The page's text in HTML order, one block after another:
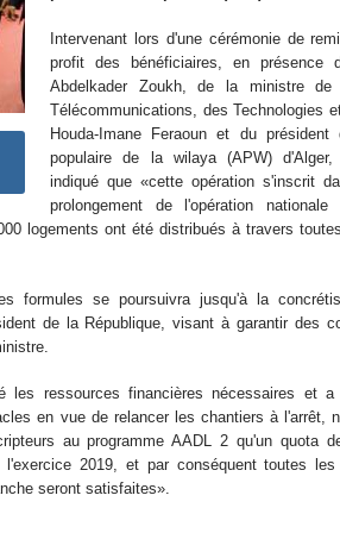
Intervenant lors d'une cérémonie de
profit des bénéficiaires, en présence
Abdelkader Zoukh, de la ministre
Télécommunications, des Technologies
Houda-Imane Feraoun et du président
populaire de la wilaya (APW)
indiqué que «cette opération s'inscrit
prolongement de l'opération
logements ont été distribués à travers
formules se poursuivra jusqu'à la
de la République, visant à garantir des
les ressources financières nécessaires et
en vue de relancer les chantiers à l'arrêt,
au programme AADL 2 qu'un quota
2019, et par conséquent toutes les
seront satisfaites».